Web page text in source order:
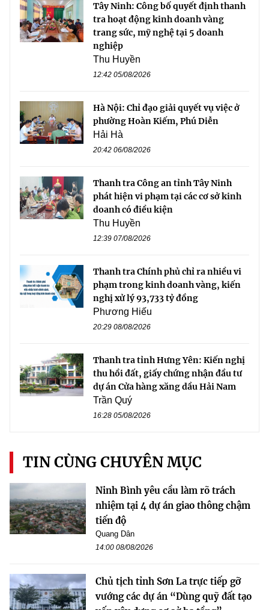
Tây Ninh: Công bố quyết định thanh
tra hoạt động kinh doanh vàng
trang sức, mỹ nghệ tại 5 doanh
nghiệp
Thu Huyền
12:42 05/08/2026
Hà Nội: Chỉ đạo giải quyết vụ việc ở
phường Hoàn Kiếm, Phú Diễn
Hải Hà
20:42 06/08/2026
Thanh tra Công an tỉnh Tây Ninh
phát hiện vi phạm tại các cơ sở kinh
doanh có điều kiện
Thu Huyền
12:39 07/08/2026
Thanh tra Chính phủ chỉ ra nhiều vi
phạm trong kinh doanh vàng, kiến
nghị xử lý 93,733 tỷ đồng
Phương Hiếu
20:29 08/08/2026
Thanh tra tỉnh Hưng Yên: Kiến nghị
thu hồi đất, giấy chứng nhận đầu tư
dự án Cửa hàng xăng dầu Hải Nam
Trần Quý
16:28 05/08/2026
TIN CÙNG CHUYÊN MỤC
Ninh Bình yêu cầu làm rõ trách
nhiệm tại 4 dự án giao thông chậm
tiến độ
Quang Dân
14:00 08/08/2026
Chủ tịch tỉnh Sơn La trực tiếp gỡ
vướng các dự án “Dùng quỹ đất tạo